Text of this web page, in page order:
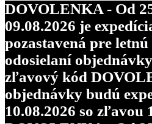
DOVOLENKA - Od
09.08.2026 je
pozastavená pre
odosielaní
zľavový kód
objednávky budú
10.08.2026 so zľavou